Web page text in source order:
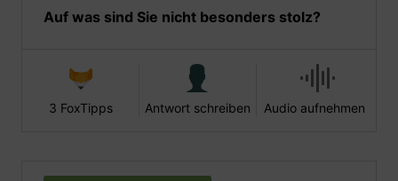
Auf was sind Sie nicht besonders stolz?
3 FoxTipps Antwort schreiben Audio aufnehmen